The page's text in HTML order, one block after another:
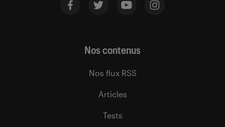
Nos contenus
Nos flux RSS
Articles
Tests